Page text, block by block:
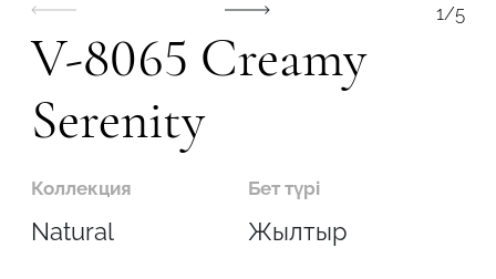
1/5
V-8065 Creamy
Serenity
Коллекция
Natural
Бет түрі
Жылтыр
Робот емес екеніңізді растаңыз